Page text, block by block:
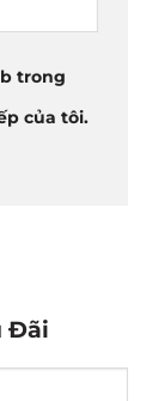
trong
của tôi.
Đãi